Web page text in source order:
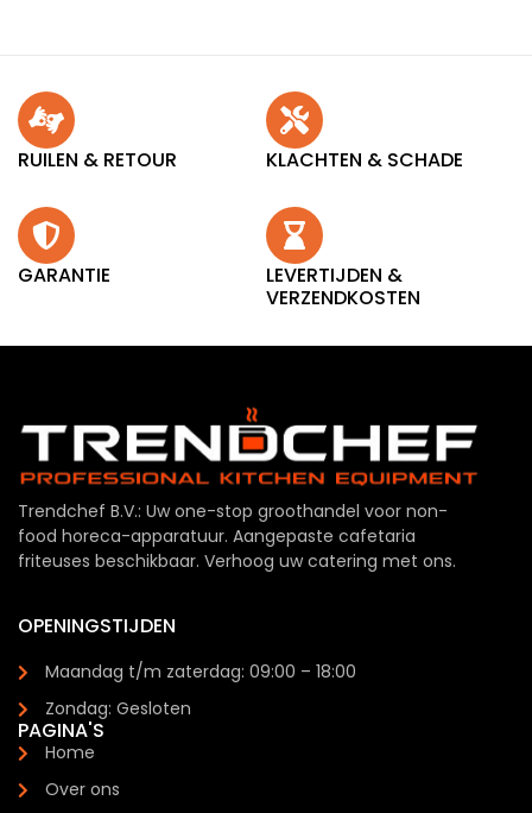
RUILEN & RETOUR KLACHTEN & SCHADE
GARANTIE
LEVERTIJDEN &
VERZENDKOSTEN
Trendchef B.V.: Uw one-stop groothandel voor non-
food horeca-apparatuur. Aangepaste cafetaria
friteuses beschikbaar. Verhoog uw catering met ons.
OPENINGSTIJDEN
Maandag t/m zaterdag: 09:00 – 18:00
Zondag: Gesloten
PAGINA'S
Home
Over ons